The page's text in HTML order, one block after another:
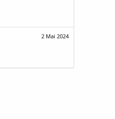
2 Mai 2024